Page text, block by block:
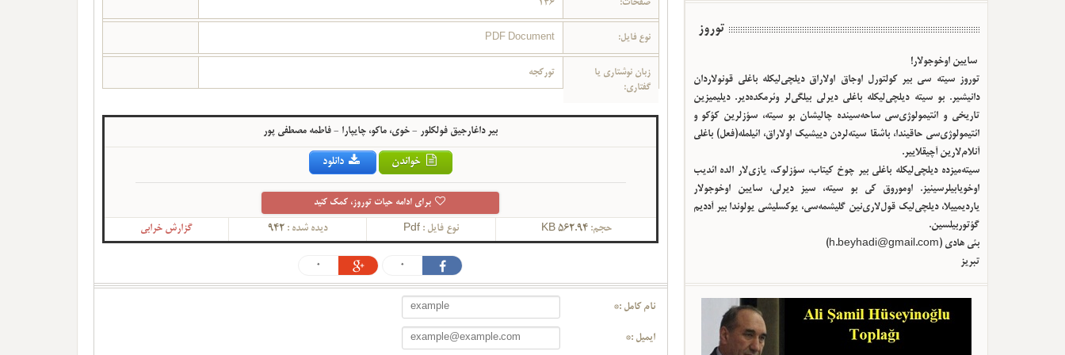
صفحات: 146
نوع فایل: PDF Document
زبان نوشتاری یا
گفتاری:
تورکجه
بیر داغارجیق فولکلور - خوی، ماکو، چایپارا - فاطمه مصطفی پور
خواندن دانلود
برای ادامه حیات توروز، کمک کنید
حجم:562.94 KB نوع فایل : Pdf دیده شده : 942 گزارش خرابی
0
0
نام کامل :*
ایمیل :*
توروز
سایین اوخوجولار!
توروز سیته سی بیر کولتورل اوجاق اولا‌راق دیلچی‌لیکله باغلی قونولاردان
دانیشیر. بو سیته دیلچی‌لیکله باغلی دیرلی بیلگی‌لر وئرمکده‌دیر. دیلیمیزین
تاریخی و ائتیمولوژی‌سی ساحه‌سینده چالیشان بو سیته، سؤزلرین کؤکو و
ائتیمولوژی‌سی حاقیندا، باشقا سیته‌لردن دییشیک اولا‌راق، ائیلمله(فعل) باغلی
آنلام‌لارین آچیقلاییر.
سیته‌میزده دیلچی‌لیکله باغلی بیر چوخ کیتاب، سؤزلوک، یازی‌لار الده ائدیب
اوخویابیلرسینیز. اوموروق کی بو سیته، سیز دیرلی، سایین اوخوجولار
یاردیمییلا، دیلچی‌لیک قول‌لاری‌نین گلیشمه‌سی، یوکسلیشی یولوندا بیر آددیم
گؤتوربیلسین.
بئی هادی (h.beyhadi@gmail.com
)
تبریز